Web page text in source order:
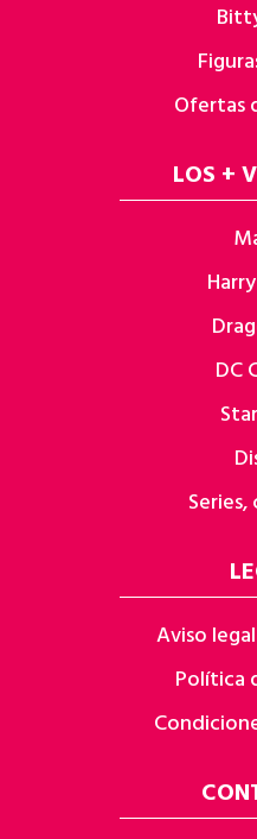
Ofertas
LOS +
DC
Aviso
Política